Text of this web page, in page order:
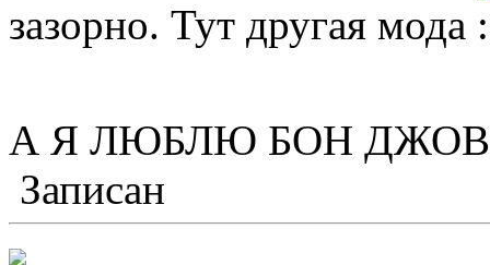
зазорно. Тут другая мода
А Я ЛЮБЛЮ БОН
Записан